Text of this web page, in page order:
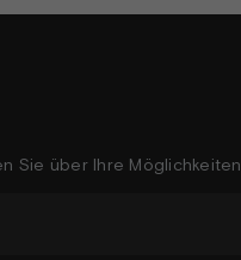
Sie über Ihre Möglichkeiten